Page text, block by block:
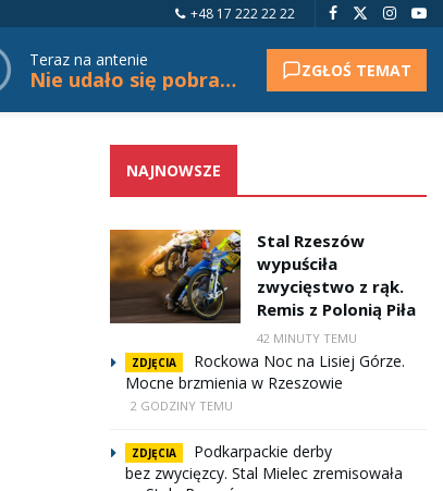
+48 17 222 22 22
Teraz na antenie
Nie udało się pobrać tytułu. ZGŁOŚ TEMAT
NAJNOWSZE
Stal Rzeszów
wypuściła
zwycięstwo z rąk.
Remis z Polonią Piła
42 MINUTY TEMU
ZDJĘCIA
Rockowa Noc na Lisiej Górze.
Mocne brzmienia w Rzeszowie
2 GODZINY TEMU
ZDJĘCIA
Podkarpackie derby
bez zwycięzcy. Stal Mielec zremisowała